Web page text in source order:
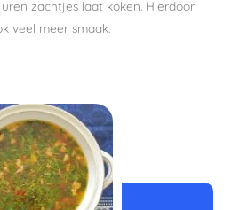
zachtjes laat koken. Hierdoor
veel meer smaak.
minuten